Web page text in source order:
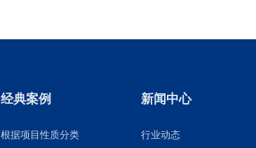
经典案例
根据项目性质分类
新闻中心
行业动态